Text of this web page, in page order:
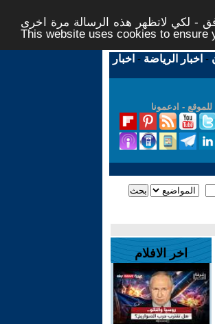
- لكي لاتظهر هذه الرسالة مرة اخرى -
This website uses cookies to ensure
- اخبار الرياضة - اخبار
للموقع - ادعمونا
اخر الافلام